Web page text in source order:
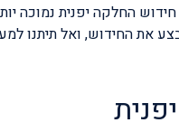
החלקה יפנית נמוכה
את החידוש, ואל תיתנו